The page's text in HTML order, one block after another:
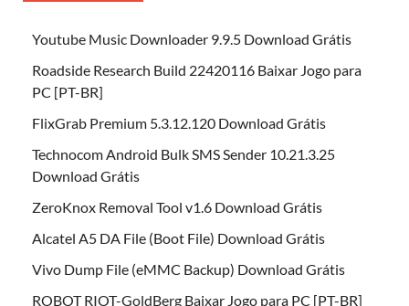
Youtube Music Downloader 9.9.5 Download Grátis
Roadside Research Build 22420116 Baixar Jogo para
PC [PT-BR]
FlixGrab Premium 5.3.12.120 Download Grátis
Technocom Android Bulk SMS Sender 10.21.3.25
Download Grátis
ZeroKnox Removal Tool v1.6 Download Grátis
Alcatel A5 DA File (Boot File) Download Grátis
Vivo Dump File (eMMC Backup) Download Grátis
ROBOT RIOT-GoldBerg Baixar Jogo para PC [PT-BR]